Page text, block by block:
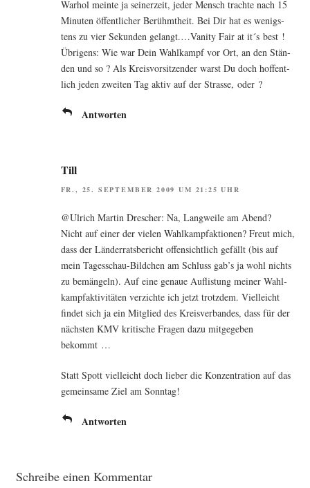
War­hol mein­te ja sei­ner­zeit, jeder Mensch trach­te nach 15
Minu­ten öffent­li­cher Berühmt­heit. Bei Dir hat es wenigs­
tens zu vier Sekun­den gelangt.…Vanity Fair at it´s best !
Übri­gens: Wie war Dein Wahl­kampf vor Ort, an den Stän­
den und so ? Als Kreis­vor­sit­zen­der warst Du doch hof­fent­
lich jeden zwei­ten Tag aktiv auf der Stras­se, oder ?
Antworten
Till
FR., 25. SEPTEMBER 2009 UM 21:25 UHR
@Ulrich Mar­tin Dre­scher: Na, Lang­wei­le am Abend?
Nicht auf einer der vie­len Wahl­kampf­ak­tio­nen? Freut mich,
dass der Län­der­rats­be­richt offen­sicht­lich gefällt (bis auf
mein Tages­schau-Bild­chen am Schluss gab’s ja wohl nichts
zu bemän­geln). Auf eine genaue Auf­lis­tung mei­ner Wahl­
kampf­ak­ti­vi­tä­ten ver­zich­te ich jetzt trotz­dem. Viel­leicht
fin­det sich ja ein Mit­glied des Kreis­ver­ban­des, dass für der
nächs­ten KMV kri­ti­sche Fra­gen dazu mit­ge­ge­ben
bekommt …
Statt Spott viel­leicht doch lie­ber die Kon­zen­tra­ti­on auf das
gemein­sa­me Ziel am Sonntag!
Antworten
Schreibe einen Kommentar